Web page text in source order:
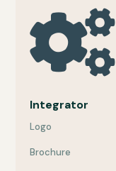

Integrator
Logo
Brochure